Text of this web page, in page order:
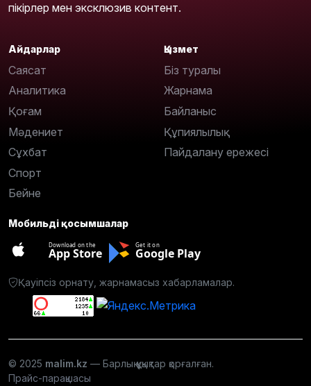
пікірлер мен эксклюзив контент.
Айдарлар
Саясат
Аналитика
Қоғам
Мәдениет
Сұхбат
Спорт
Бейне
Қызмет
Біз туралы
Жарнама
Байланыс
Құпиялылық
Пайдалану ережесі
Мобильді қосымшалар
Download on the
App Store
Get it on
Google Play
Қауіпсіз орнату, жарнамасыз хабарламалар.
© 2025 malim.kz — Барлық құқықтар қорғалған.
Прайс-парақшасы